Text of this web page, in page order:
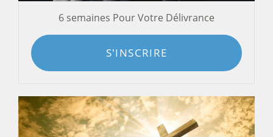
6 semaines Pour Votre Délivrance
S'INSCRIRE